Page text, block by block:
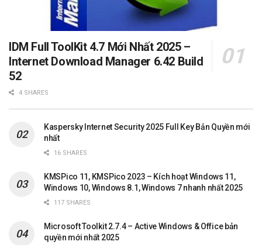
IDM Full ToolKit 4.7 Mới Nhất 2025 –
Internet Download Manager 6.42 Build
52
4 SHARES
Kaspersky Internet Security 2025 Full Key Bản Quyền mới
nhất
16 SHARES
KMSPico 11, KMSPico 2023 – Kích hoạt Windows 11,
Windows 10, Windows 8.1, Windows 7 nhanh nhất 2025
117 SHARES
Microsoft Toolkit 2.7.4 – Active Windows & Office bản
quyền mới nhất 2025